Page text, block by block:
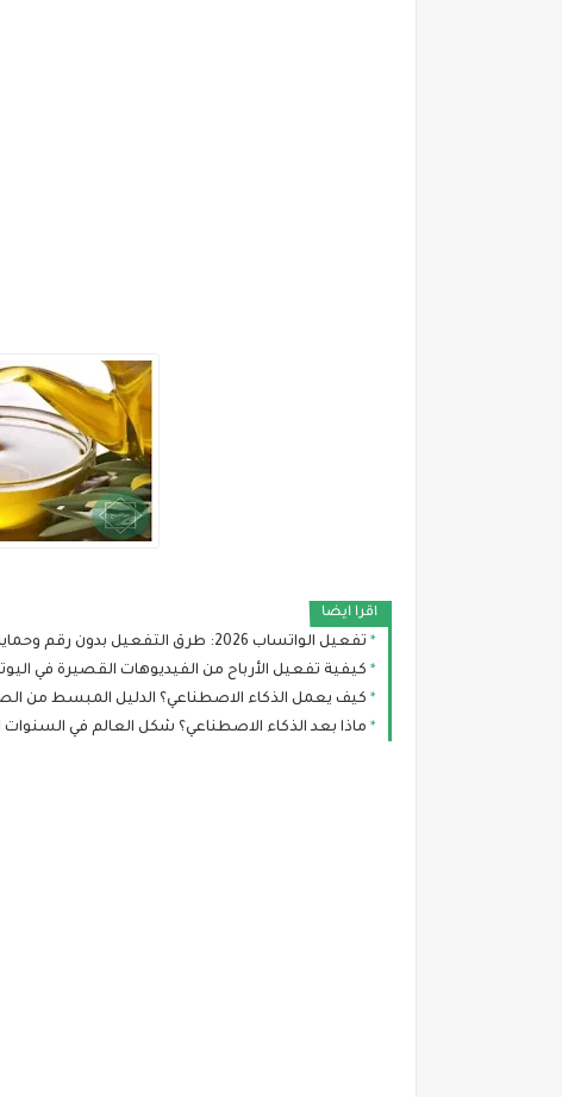
اقرا ايضا
تفعيل الواتساب 2026: طرق التفعيل بدون رقم وحماية حسابك من الاختراق
كيفية تفعيل الأرباح من الفيديوهات القصيرة في اليوتيوب
كيف يعمل الذكاء الاصطناعي؟ الدليل المبسط من
ماذا بعد الذكاء الاصطناعي؟ شكل العالم في